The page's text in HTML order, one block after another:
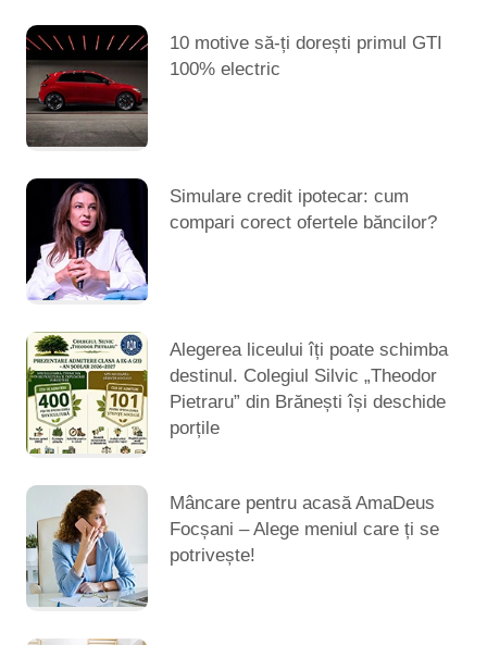
10 motive să-ți dorești primul GTI
100% electric
Simulare credit ipotecar: cum
compari corect ofertele băncilor?
Alegerea liceului îți poate schimba
destinul. Colegiul Silvic „Theodor
Pietraru” din Brănești își deschide
porțile
Mâncare pentru acasă AmaDeus
Focșani – Alege meniul care ți se
potrivește!